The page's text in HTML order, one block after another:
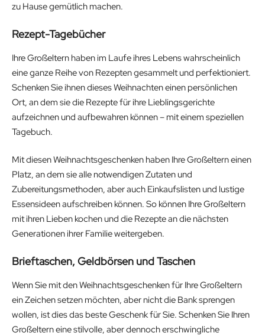
zu Hause gemütlich machen.
Rezept-Tagebücher
Ihre Großeltern haben im Laufe ihres Lebens wahrscheinlich
eine ganze Reihe von Rezepten gesammelt und perfektioniert.
Schenken Sie ihnen dieses Weihnachten einen persönlichen
Ort, an dem sie die Rezepte für ihre Lieblingsgerichte
aufzeichnen und aufbewahren können – mit einem speziellen
Tagebuch.
Mit diesen Weihnachtsgeschenken haben Ihre Großeltern einen
Platz, an dem sie alle notwendigen Zutaten und
Zubereitungsmethoden, aber auch Einkaufslisten und lustige
Essensideen aufschreiben können. So können Ihre Großeltern
mit ihren Lieben kochen und die Rezepte an die nächsten
Generationen ihrer Familie weitergeben.
Brieftaschen, Geldbörsen und Taschen
Wenn Sie mit den Weihnachtsgeschenken für Ihre Großeltern
ein Zeichen setzen möchten, aber nicht die Bank sprengen
wollen, ist dies das beste Geschenk für Sie. Schenken Sie Ihren
Großeltern eine stilvolle, aber dennoch erschwingliche